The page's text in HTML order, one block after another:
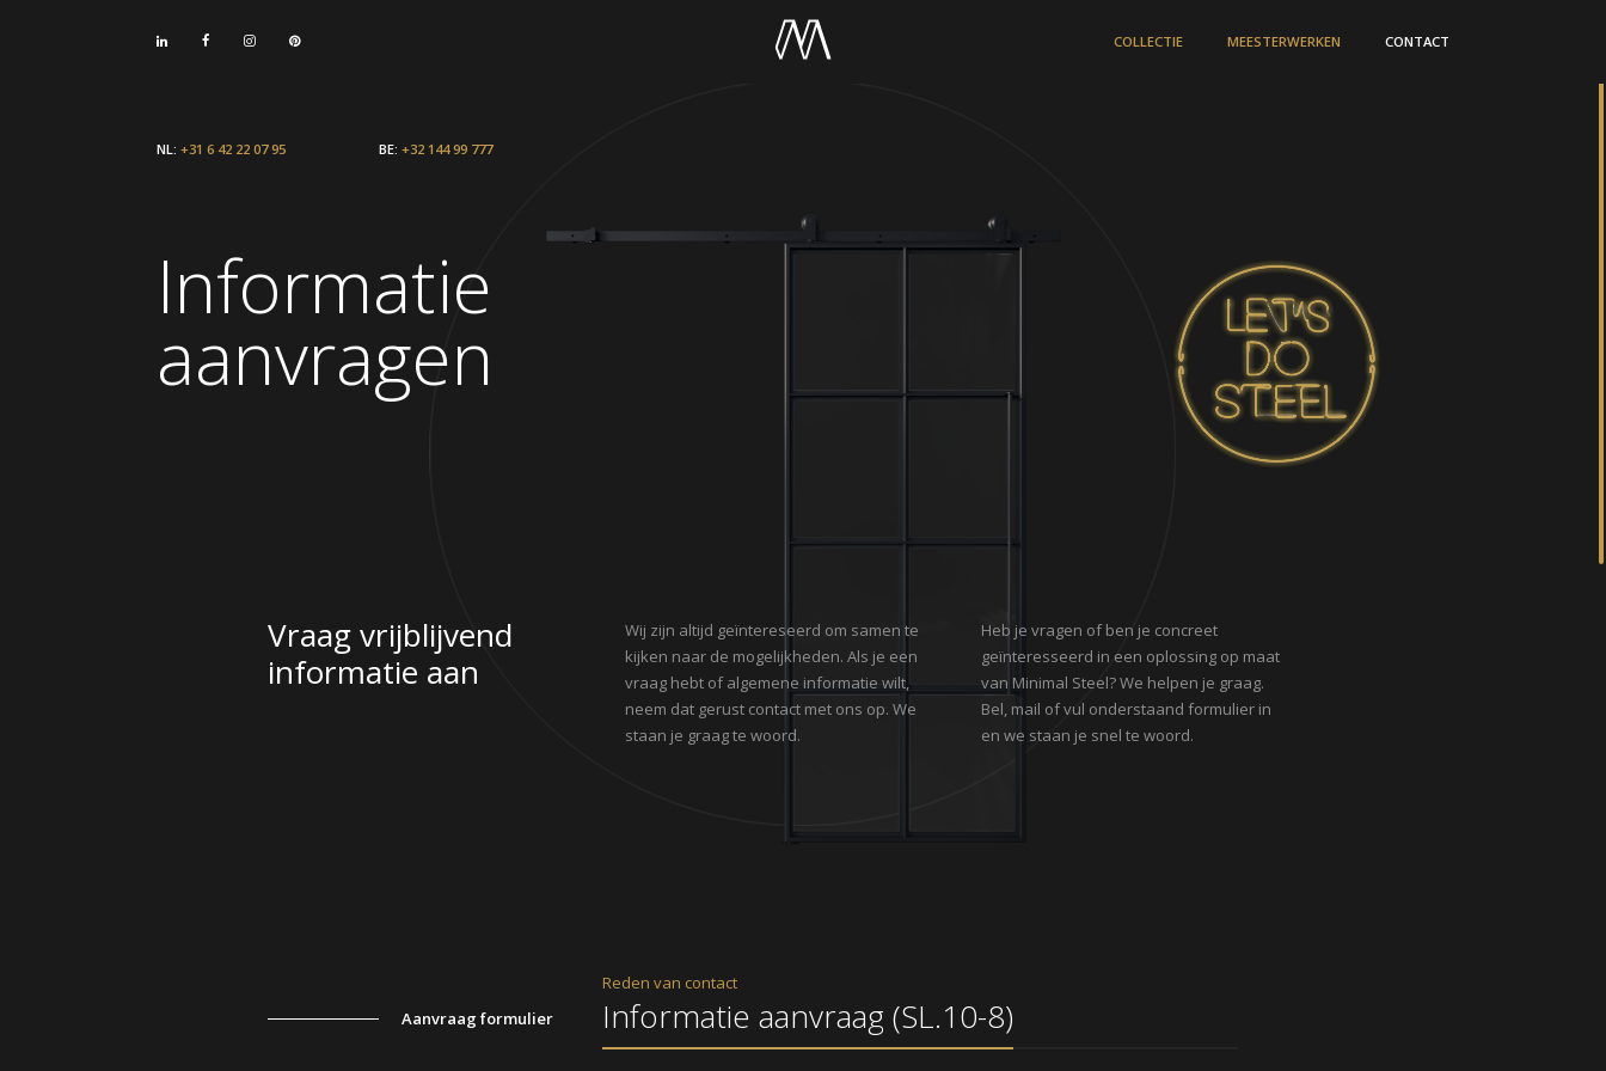
COLLECTIE MEESTERWERKEN CONTACT
NL: +31 6 42 22 07 95 BE:+32 144 99 777
Informatie
aanvragen
Vraag vrijblijvend
informatie aan
Wij zijn altijd geïntereseerd om samen te
kijken naar de mogelijkheden. Als je een
vraag hebt of algemene informatie wilt,
neem dat gerust contact met ons op. We
staan je graag te woord.
Heb je vragen of ben je concreet
geïnteresseerd in een oplossing op maat
van Minimal Steel? We helpen je graag.
Bel, mail of vul onderstaand formulier in
en we staan je snel te woord.
Aanvraag formulier
Reden van contact